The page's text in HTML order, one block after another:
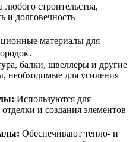
любого строительства,
и долговечность
материалы для
балки, швеллеры и другие
необходимые для усиления
Используются для
отделки и создания элементов
Обеспечивают тепло- и